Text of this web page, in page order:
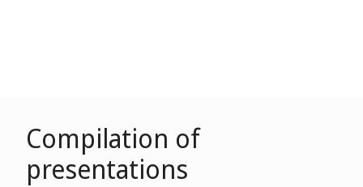
Compilation of
presentations